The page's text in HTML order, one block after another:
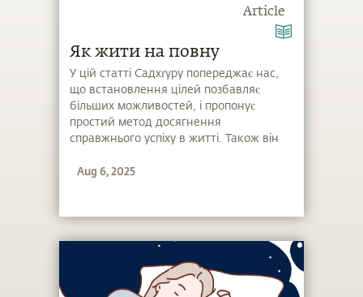
Article
Як жити на повну
У цій статті Садхґуру попереджає нас,
що встановлення цілей позбавляє
більших можливостей, і пропонує
простий метод досягнення
справжнього успіху в житті. Також він
отримувати більше» є не лише
Aug 6, 2025